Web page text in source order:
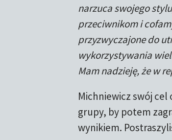
narzuca swojego
przeciwnikom i
przyzwyczajone do
wykorzystywania
Mam nadzieję, że w
Michniewicz swój cel
grupy, by potem
wynikiem.